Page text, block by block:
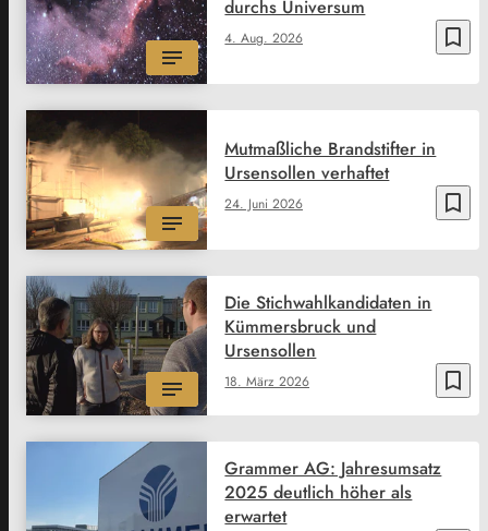
bookmark_border
4. Aug. 2026
durchs Universum
bookmark_border
24. Juni 2026
Mutmaßliche Brandstifter in
Ursensollen verhaftet
bookmark_border
18. März 2026
Die Stichwahlkandidaten in
Kümmersbruck und
Ursensollen
Grammer AG: Jahresumsatz
2025 deutlich höher als
erwartet